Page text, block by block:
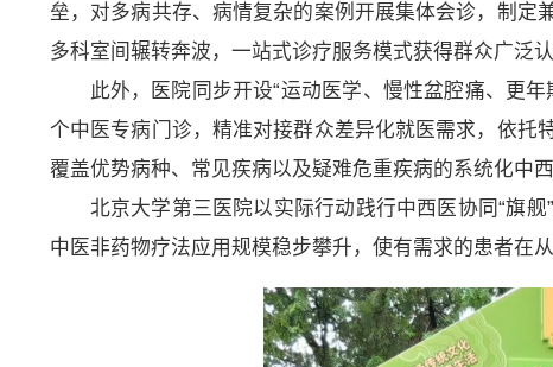
垒，对多病共存、病情复杂的案例开展集体会诊，制
多科室间辗转奔波，一站式诊疗服务模式获得群众广泛认
此外，医院同步开设“运动医学、慢性盆腔痛、更
个中医专病门诊，精准对接群众差异化就医需求，依托
覆盖优势病种、常见疾病以及疑难危重疾病的系统化中西
北京大学第三医院以实际行动践行中西医协同“旗舰
中医非药物疗法应用规模稳步攀升，使有需求的患者在